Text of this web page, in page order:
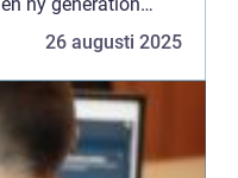
26 augusti 2025